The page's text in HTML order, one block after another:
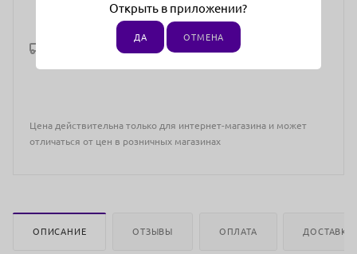
Рассчитать доставку
Цена действительна только для интернет-магазина и может
отличаться от цен в розничных магазинах
ОПИСАНИЕ ОТЗЫВЫ ОПЛАТА ДОСТАВКА
Открыть в приложении?
ДА ОТМЕНА